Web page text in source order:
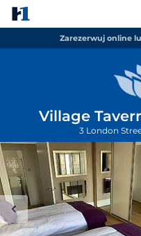
Zarezerwuj online
Village
3 London